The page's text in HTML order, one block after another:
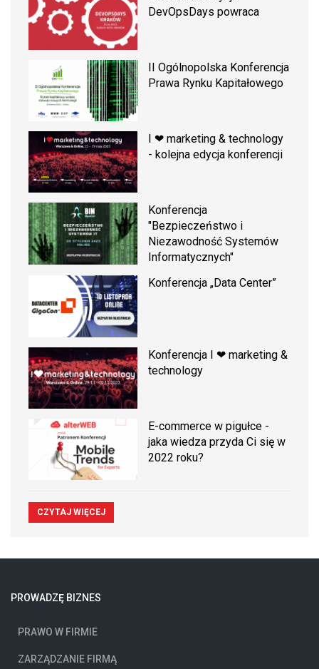
DevOpsDays powraca
II Ogólnopolska Konferencja
Prawa Rynku Kapitałowego
I ❤ marketing & technology
- kolejna edycja konferencji
Konferencja
"Bezpieczeństwo i
Niezawodność Systemów
Informatycznych"
Konferencja „Data Center”
Konferencja I ❤ marketing &
technology
E-commerce w pigułce -
jaka wiedza przyda Ci się w
2022 roku?
CZYTAJ WIĘCEJ
PROWADZĘ BIZNES
PRAWO W FIRMIE
ZARZĄDZANIE FIRMĄ